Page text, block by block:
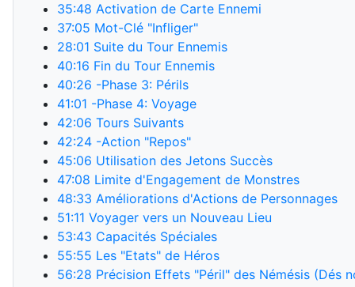
35:48 Activation de Carte Ennemi
37:05 Mot-Clé "Infliger"
28:01 Suite du Tour Ennemis
40:16 Fin du Tour Ennemis
40:26 -Phase 3: Périls
41:01 -Phase 4: Voyage
42:06 Tours Suivants
42:24 -Action "Repos"
45:06 Utilisation des Jetons Succès
47:08 Limite d'Engagement de Monstres
48:33 Améliorations d'Actions de Personnages
51:11 Voyager vers un Nouveau Lieu
53:43 Capacités Spéciales
55:55 Les "Etats" de Héros
56:28 Précision Effets "Péril" des Némésis (Dés